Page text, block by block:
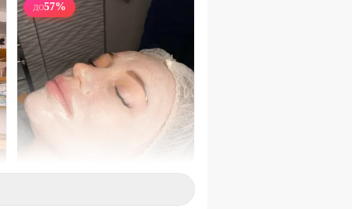
ДО57%